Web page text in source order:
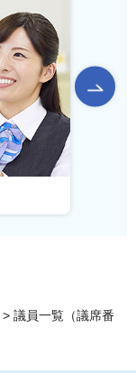
> 議員一覧（議席番